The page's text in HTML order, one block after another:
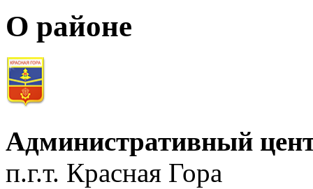
О районе
Административный
п.г.т. Красная Гора